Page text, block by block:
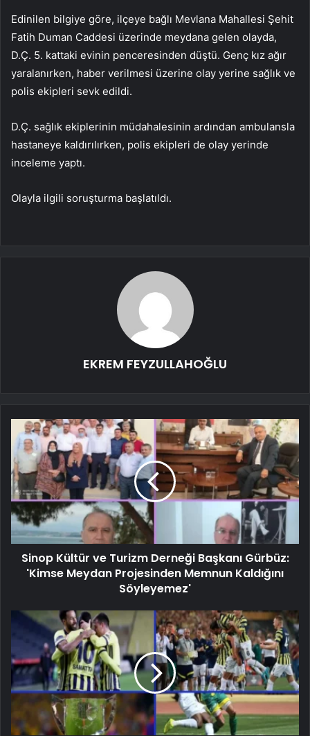
Edinilen bilgiye göre, ilçeye bağlı Mevlana Mahallesi Şehit
Fatih Duman Caddesi üzerinde meydana gelen olayda,
D.Ç. 5. kattaki evinin penceresinden düştü. Genç kız ağır
yaralanırken, haber verilmesi üzerine olay yerine sağlık ve
polis ekipleri sevk edildi.
D.Ç. sağlık ekiplerinin müdahalesinin ardından ambulansla
hastaneye kaldırılırken, polis ekipleri de olay yerinde
inceleme yaptı.
Olayla ilgili soruşturma başlatıldı.
EKREM FEYZULLAHOĞLU
Sinop Kültür ve Turizm Derneği Başkanı Gürbüz:
'Kimse Meydan Projesinden Memnun Kaldığını
Söyleyemez'